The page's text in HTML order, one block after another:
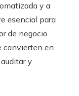
y a
esencial para
de negocio.
convierten en
y